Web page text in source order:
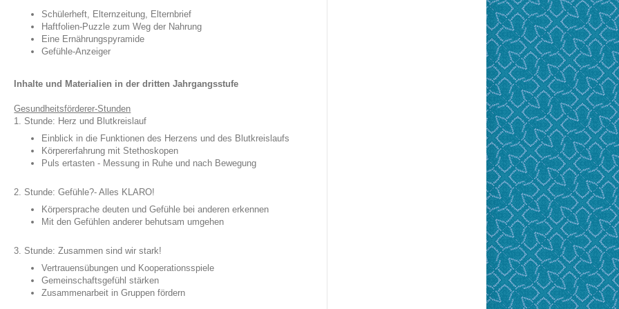
Schülerheft, Elternzeitung, Elternbrief
Haftfolien-Puzzle zum Weg der Nahrung
Eine Ernährungspyramide
Gefühle-Anzeiger
Inhalte und Materialien in der dritten Jahrgangsstufe
Gesundheitsförderer-Stunden
1. Stunde: Herz und Blutkreislauf
Einblick in die Funktionen des Herzens und des Blutkreislaufs
Körpererfahrung mit Stethoskopen
Puls ertasten - Messung in Ruhe und nach Bewegung
2. Stunde: Gefühle?- Alles KLARO!
Körpersprache deuten und Gefühle bei anderen erkennen
Mit den Gefühlen anderer behutsam umgehen
3. Stunde: Zusammen sind wir stark!
Vertrauensübungen und Kooperationsspiele
Gemeinschaftsgefühl stärken
Zusammenarbeit in Gruppen fördern